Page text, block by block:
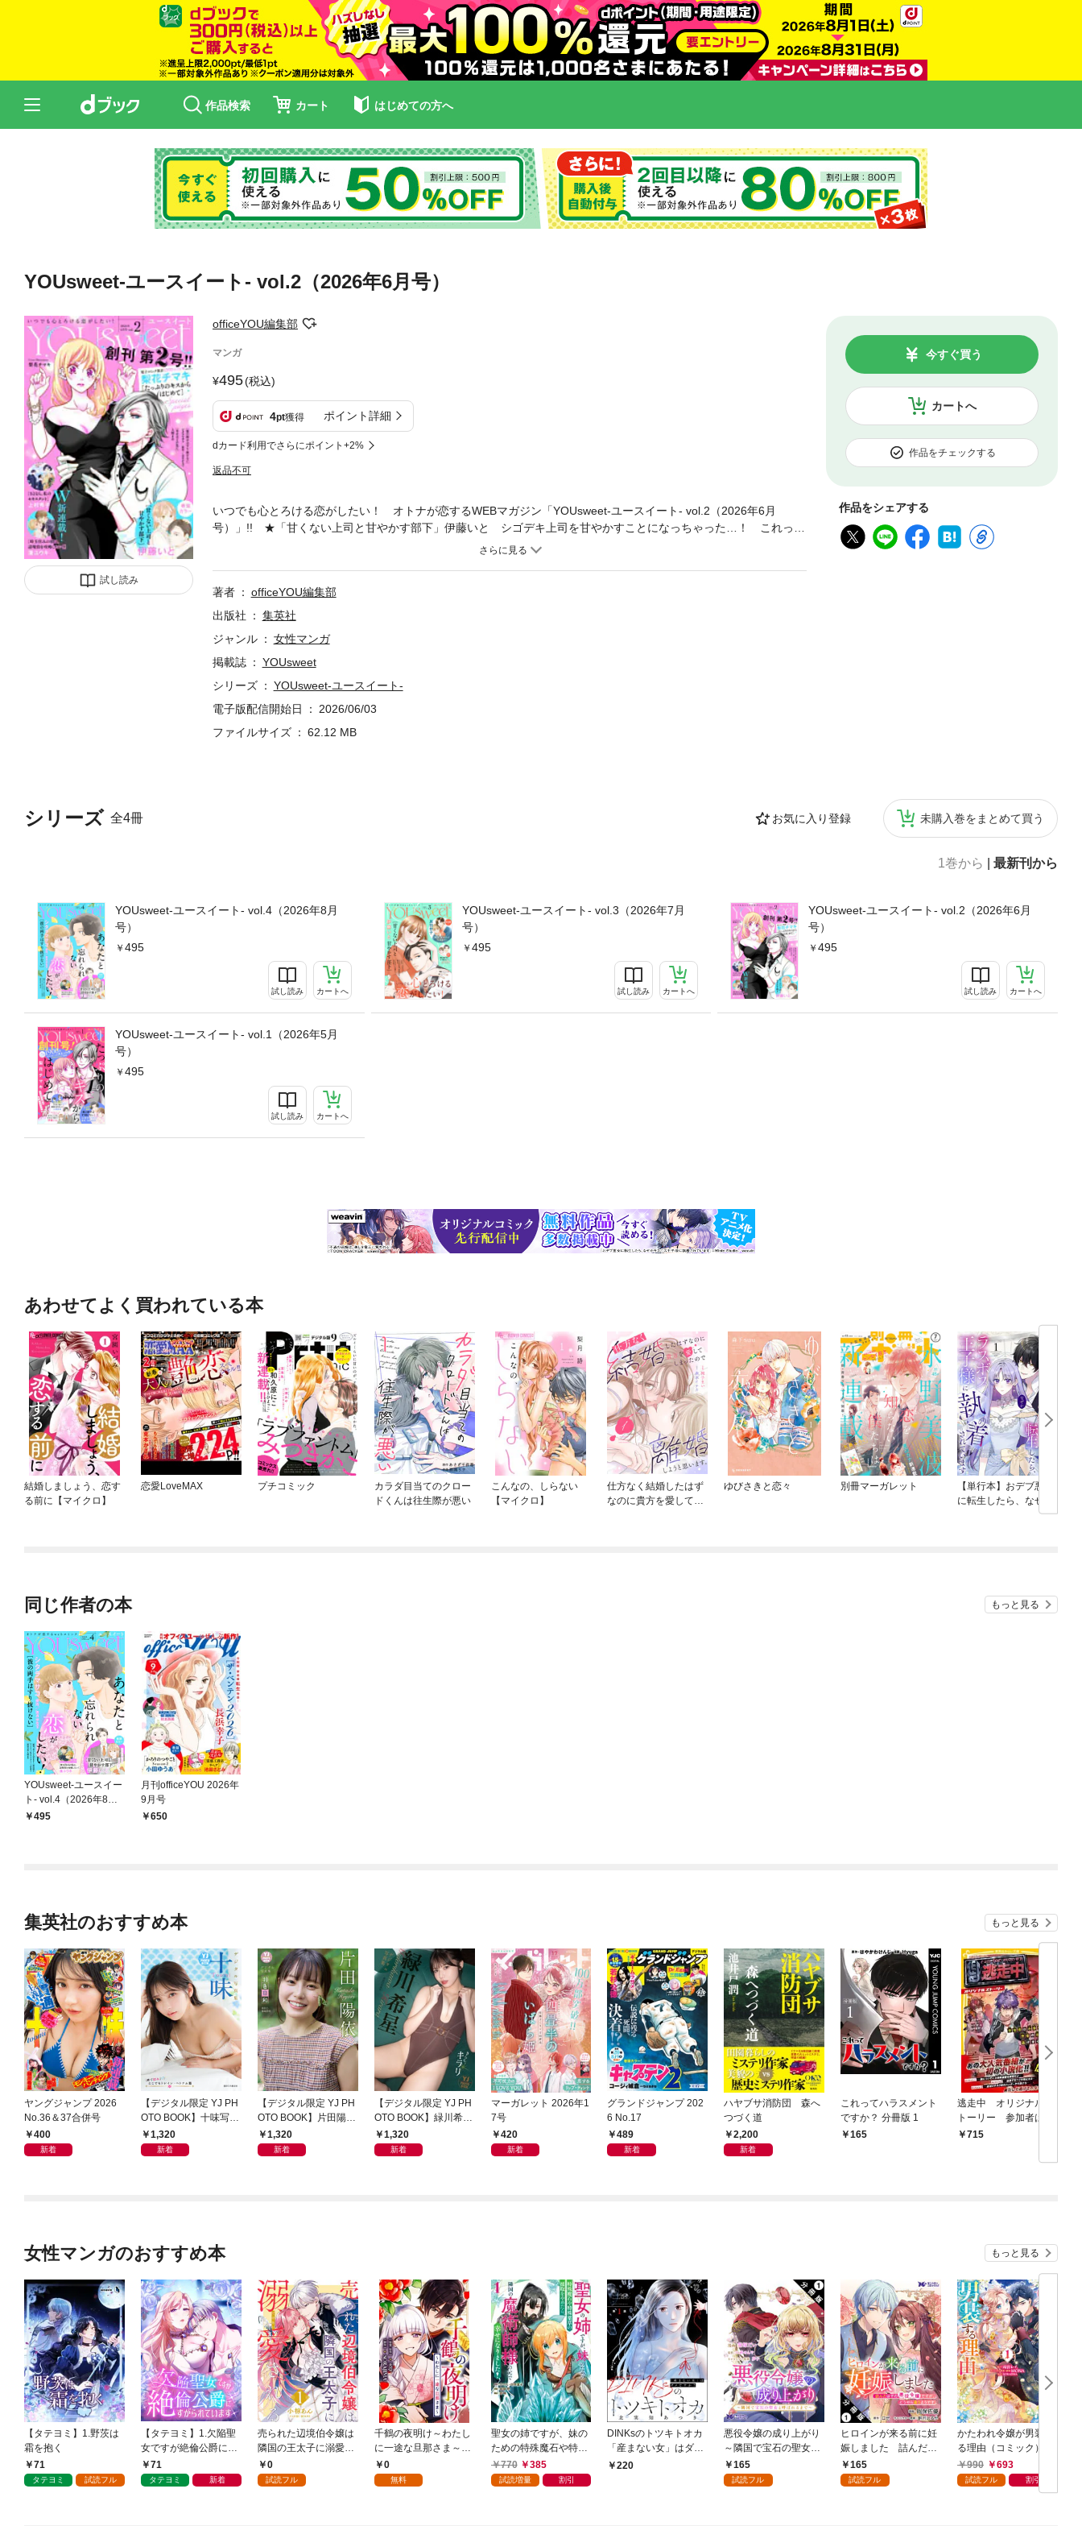
作品検索 カート はじめての方へ
YOUsweet-ユースイート- vol.2（2026年6月号）
試し読み
officeYOU編集部
マンガ
495(税込)
4pt獲得 ポイント詳細
dカード利用でさらにポイント+2%
返品不可
カートへ
今すぐ買う
作品をチェックする
作品をシェアする
シリーズ 全4冊 お気に入り登録 未購入巻をまとめて買う
1巻から 最新刊から
YOUsweet-ユースイート- vol.4（2026年8月
号）
495
試し読み カートへ
YOUsweet-ユースイート- vol.3（2026年7月
号）
495
試し読み カートへ
YOUsweet-ユースイート- vol.2（2026年6月
号）
495
試し読み カートへ
YOUsweet-ユースイート- vol.1（2026年5月
号）
495
試し読み カートへ
いつでも心とろける恋がしたい！ オトナが恋するWEBマガジン「YOUsweet-ユースイート- vol.2（2026年6月
号）」!! ★「甘くない上司と甘やかす部下」伊藤いと シゴデキ上司を甘やかすことになっちゃった…！ これっ
て、何かが始まる予感？ ★「彼の両手はすり抜けない」シタラマサコ 原作・志月かなで 純情女子・すみれと大
の時代。3人の男女が時の流れに翻弄されて―。 ★〈新連載！〉「埼玉住みの私は、辺境伯を攻略したい！」湊ユウ
キ 冴えない私・長谷川律子（45）が、転生したらヒロインに!!?? ★「幸せはどの先に」人間まお 仕事と恋、ど
ジです。「幸せはどの先に」は、配信中の「【単話売】幸せはどの先に」全3巻と同エピソードです。
著者
officeYOU編集部
出版社
集英社
ジャンル
女性マンガ
掲載誌
YOUsweet
シリーズ
YOUsweet-ユースイート-
電子版配信開始日
2026/06/03
ファイルサイズ
62.12 MB
あわせてよく買われている本
結婚しましょう、恋す
る前に【マイクロ】
恋愛LoveMAX プチコミック
カラダ目当てのクロー
ドくんは往生際が悪い
こんなの、しらない
【マイクロ】
仕方なく結婚したはず
なのに貴方を愛してし
ゆびさきと恋々 別冊マーガレット
【単行本】おデブ悪女
に転生したら、なぜか
ラスボス王子様に執着
同じ作者の本 もっと見る
YOUsweet-ユースイー
ト- vol.4（2026年8月
号）495
月刊officeYOU 2026年
9月号
650
集英社のおすすめ本 もっと見る
ヤングジャンプ 2026
No.36＆37合併号
400
新着
【デジタル限定 YJ PH
OTO BOOK】十味写真
集「続・『ぽみ』！？
どこでもトレイン・ベ
1,320
新着
【デジタル限定 YJ PH
OTO BOOK】片田陽依
写真集「羽色日和」
1,320
新着
【デジタル限定 YJ PH
OTO BOOK】緑川希星
写真集「きらら、キラ
リ」
1,320
新着
マーガレット 2026年1
7号
420
新着
グランドジャンプ 202
6 No.17
489
新着
ハヤブサ消防団 森へ
つづく道
2,200
新着
これってハラスメント
ですか？ 分冊版 1
165
逃走中 オリジナルス
トーリー 参加者は小
学生！？ 渋谷の街を
715
女性マンガのおすすめ本 もっと見る
【タテヨミ】1.野茨は
霜を抱く
71
タテヨミ 試読フル
【タテヨミ】1.欠陥聖
女ですが絶倫公爵にす
がられています
71
タテヨミ 新着
売られた辺境伯令嬢は
隣国の王太子に溺愛さ
れる 1
0
試読フル
千鶴の夜明け～わたし
に一途な旦那さま～
【分冊版】 1話「北条
家の生贄（１）」
0
無料
聖女の姉ですが、妹の
ための特殊魔石や特殊
薬草の採取をやめた
ら、隣国の魔術師様の
770 385
試読増量 割引
DINKsのトツキトオカ
「産まない女」はダメ
ですか？（分冊版）
220
悪役令嬢の成り上がり
～隣国で宝石の聖女と
呼ばれるまで～（コミ
ック） 分冊版 1
165
試読フル
ヒロインが来る前に妊
娠しました 詰んだは
ずの悪役令嬢ですが、
どうやら違うようです
165
試読フル
かたわれ令嬢が男装す
る理由（コミック） 1
990
693
試読フル 割引